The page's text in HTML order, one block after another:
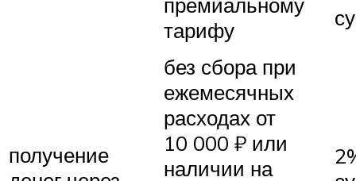
тарифу
получение
без сбора при
ежемесячных
расходах от
10 000 ₽ или
наличии на